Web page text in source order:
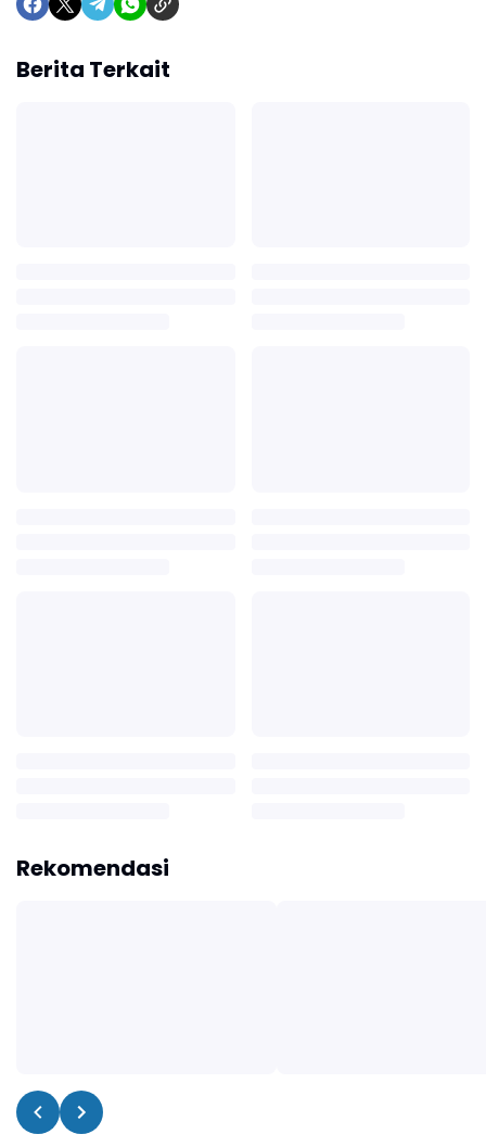
Berita Terkait
Rekomendasi